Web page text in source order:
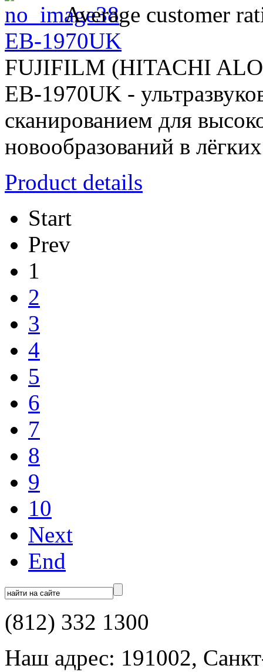
Average customer
EB-1970UK
FUJIFILM (HITACHI
EB-1970UK -
сканированием для
новообразований в
Product details
Start
Prev
1
2
3
4
5
6
7
8
9
10
Next
End
(812) 332 1300
Наш адрес: 191002,